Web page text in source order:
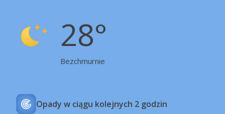
28°
Bezchmurnie
Opady w ciągu kolejnych 2 godzin